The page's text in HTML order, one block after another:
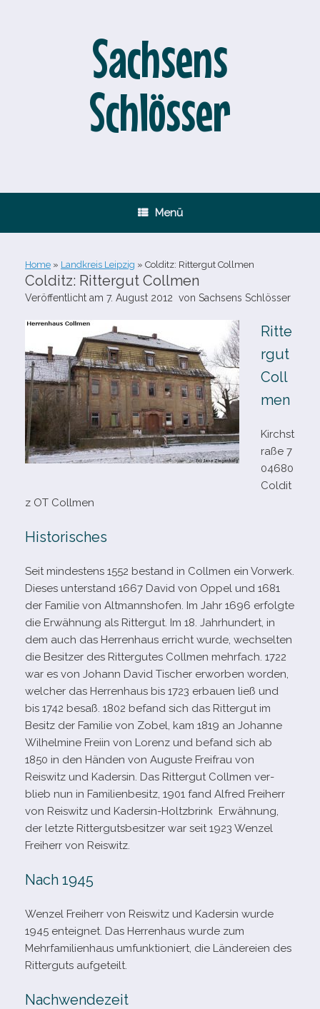
Sachsens
Schlösser
Menü
Home » Landkreis Leipzig » Colditz: Rittergut Collmen
Colditz: Rittergut Collmen
Veröffentlicht am 7. August 2012 von Sachsens Schlösser
Ritte
rgut
Coll
men
Kirchst
raße 7
04680
Coldit
z OT Collmen
Historisches
Seit min­des­tens 1552 bestand in Collmen ein Vorwerk.
Dieses unter­stand 1667 David von Oppel und 1681
der Familie von Altmannshofen. Im Jahr 1696 erfolgte
die Erwähnung als Rittergut. Im 18. Jahrhundert, in
dem auch das Herrenhaus erricht wurde, wech­sel­ten
die Besitzer des Rittergutes Collmen mehr­fach. 1722
war es von Johann David Tischer erwor­ben wor­den,
wel­cher das Herrenhaus bis 1723 erbauen ließ und
bis 1742 besaß. 1802 befand sich das Rittergut im
Besitz der Familie von Zobel, kam 1819 an Johanne
Wilhelmine Freiin von Lorenz und befand sich ab
1850 in den Händen von Auguste Freifrau von
Reiswitz und Kadersin. Das Rittergut Collmen ver­
blieb nun in Familienbesitz, 1901 fand Alfred Freiherr
von Reiswitz und Kadersin-​Holtzbrink Erwähnung,
der letzte Rittergutsbesitzer war seit 1923 Wenzel
Freiherr von Reiswitz.
Nach 1945
Wenzel Freiherr von Reiswitz und Kadersin wurde
1945 ent­eig­net. Das Herrenhaus wurde zum
Mehrfamilienhaus umfunk­tio­niert, die Ländereien des
Ritterguts aufgeteilt.
Nachwendezeit